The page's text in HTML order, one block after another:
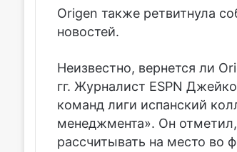
Origen также ретвитнула
новостей.
Неизвестно, вернется ли
гг. Журналист ESPN
команд лиги испанский
менеджмента». Он
рассчитывать на место во